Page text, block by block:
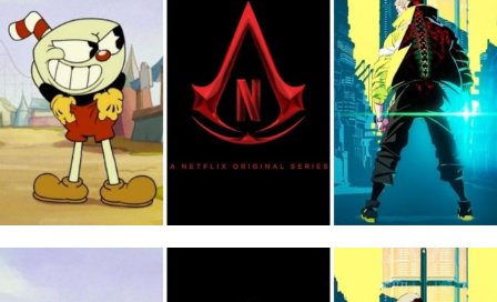
Meilleurs
panneaux
solaires
Transfert
de
fichiers
Divers
plans
Nos
sites
MODE